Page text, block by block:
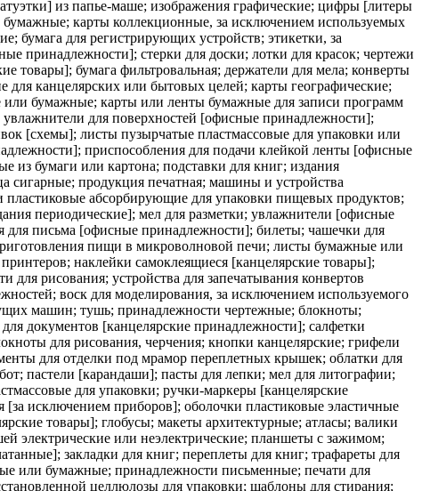
из папье-маше; изображения графические; цифры [литеры
карты коллекционные, за исключением используемых
бумага для регистрирующих устройств; этикетки, за
принадлежности]; стерки для доски; лотки для красок; чертежи
товары]; бумага фильтровальная; держатели для мела; конверты
канцелярских или бытовых целей; карты географические;
бумажные; карты или ленты бумажные для записи программ
для поверхностей [офисные принадлежности];
[схемы]; листы пузырчатые пластмассовые для упаковки или
приспособления для подачи клейкой ленты [офисные
бумаги или картона; подставки для книг; издания
сигарные; продукция печатная; машины и устройства
абсорбирующие для упаковки пищевых продуктов;
периодические]; мел для разметки; увлажнители [офисные
для письма [офисные принадлежности]; билеты; чашечки для
пищи в микроволновой печи; листы бумажные или
наклейки самоклеящиеся [канцелярские товары];
рисования; устройства для запечатывания конвертов
воск для моделирования, за исключением используемого
машин; тушь; принадлежности чертежные; блокноты;
документов [канцелярские принадлежности]; салфетки
для рисования, черчения; кнопки канцелярские; грифели
для отделки под мрамор переплетных крышек; облатки для
пастели [карандаши]; пасты для лепки; мел для литографии;
для упаковки; ручки-маркеры [канцелярские
исключением приборов]; оболочки пластиковые эластичные
товары]; глобусы; макеты архитектурные; атласы; валики
электрические или неэлектрические; планшеты с зажимом;
закладки для книг; переплеты для книг; трафареты для
или бумажные; принадлежности письменные; печати для
целлюлозы для упаковки; шаблоны для стирания;